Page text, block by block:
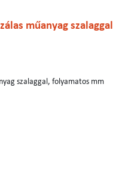
műanyag szalaggal
szalaggal, folyamatos mm